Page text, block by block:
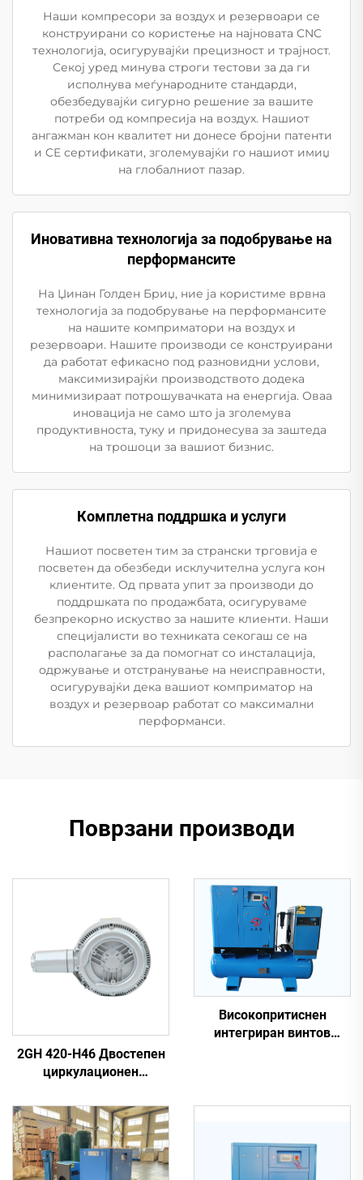
Наши компресори за воздух и резервоари се
конструирани со користење на најновата CNC
технологија, осигурувајќи прецизност и трајност.
Секој уред минува строги тестови за да ги
исполнува меѓународните стандарди,
обезбедувајќи сигурно решение за вашите
потреби од компресија на воздух. Нашиот
ангажман кон квалитет ни донесе бројни патенти
и CE сертификати, зголемувајќи го нашиот имиџ
на глобалниот пазар.
Иновативна технологија за подобрување на
перформансите
На Џинан Голден Бриџ, ние ја користиме врвна
технологија за подобрување на перформансите
на нашите комприматори на воздух и
резервоари. Нашите производи се конструирани
да работат ефикасно под разновидни услови,
максимизирајќи производството додека
минимизираат потрошувачката на енергија. Оваа
иновација не само што ја зголемува
продуктивноста, туку и придонесува за заштеда
на трошоци за вашиот бизнис.
Комплетна поддршка и услуги
Нашиот посветен тим за странски трговија е
посветен да обезбеди исклучителна услуга кон
клиентите. Од првата упит за производи до
поддршката по продажбата, осигуруваме
безпрекорно искуство за нашите клиенти. Наши
специјалисти во техниката секогаш се на
располагање за да помогнат со инсталација,
одржување и отстранување на неисправности,
осигурувајќи дека вашиот комприматор на
воздух и резервоар работат со максимални
перформанси.
Поврзани производи
2GH 420-H46 Двостепен
циркулационен
фазен воздушен пумп со
висок притисок
Високопритиснен
интегриран винтов